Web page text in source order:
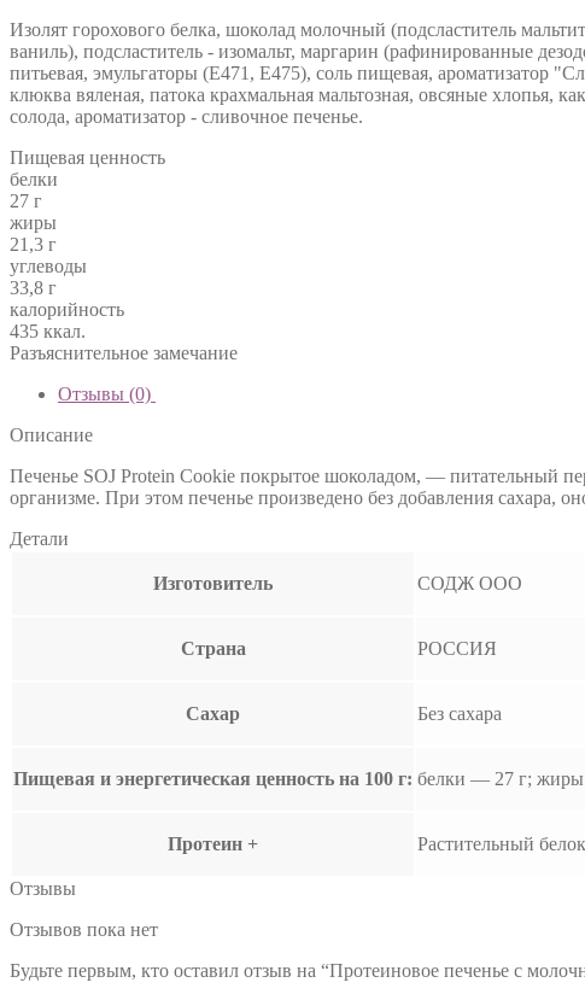
Изолят горохового белка, шоколад молочный (подсластитель
ваниль), подсластитель - изомальт, маргарин (рафинированные
питьевая, эмульгаторы (Е471, Е475), соль пищевая, ароматизатор
клюква вяленая, патока крахмальная мальтозная, овсяные хлопья,
солода, ароматизатор - сливочное печенье.
Пищевая ценность
белки
27 г
жиры
21,3 г
углеводы
33,8 г
калорийность
435 ккал.
Разъяснительное замечание
Отзывы (0)
Описание
Печенье SOJ Protein Cookie покрытое шоколадом, — питательный
организме. При этом печенье произведено без добавления сахара,
Детали
Изготовитель СОДЖ ООО
Страна РОССИЯ
Сахар Без сахара
Пищевая и энергетическая ценность на 100 г: белки — 27 г; жиры
Протеин + Растительный белок
Отзывы
Отзывов пока нет
Будьте первым, кто оставил отзыв на “Протеиновое печенье c